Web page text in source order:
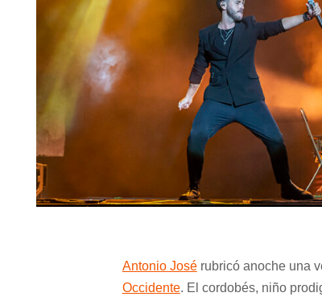
Antonio Josérubricó anoche una
Occidente. El cordobés, niño